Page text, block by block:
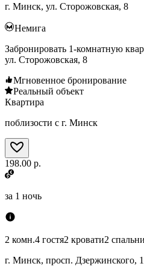
г. Минск, ул. Сторожовская, 8
Немига
Забронировать 1-комнатную
ул. Сторожовская, 8
Мгновенное бронирование
Реальный объект
Квартира
поблизости с г. Минск
198.00 р.
за 1 ночь
2 комн.4 гостя2 кровати2 спальни
г. Минск, просп. Дзержинского,